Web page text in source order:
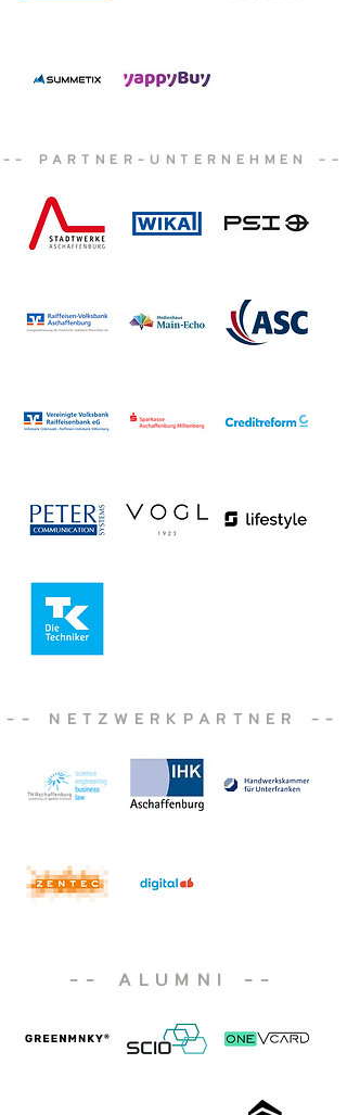
-- PARTNER-UNTERNEHMEN --
-- NETZWERKPARTNER --
-- ALUMNI --